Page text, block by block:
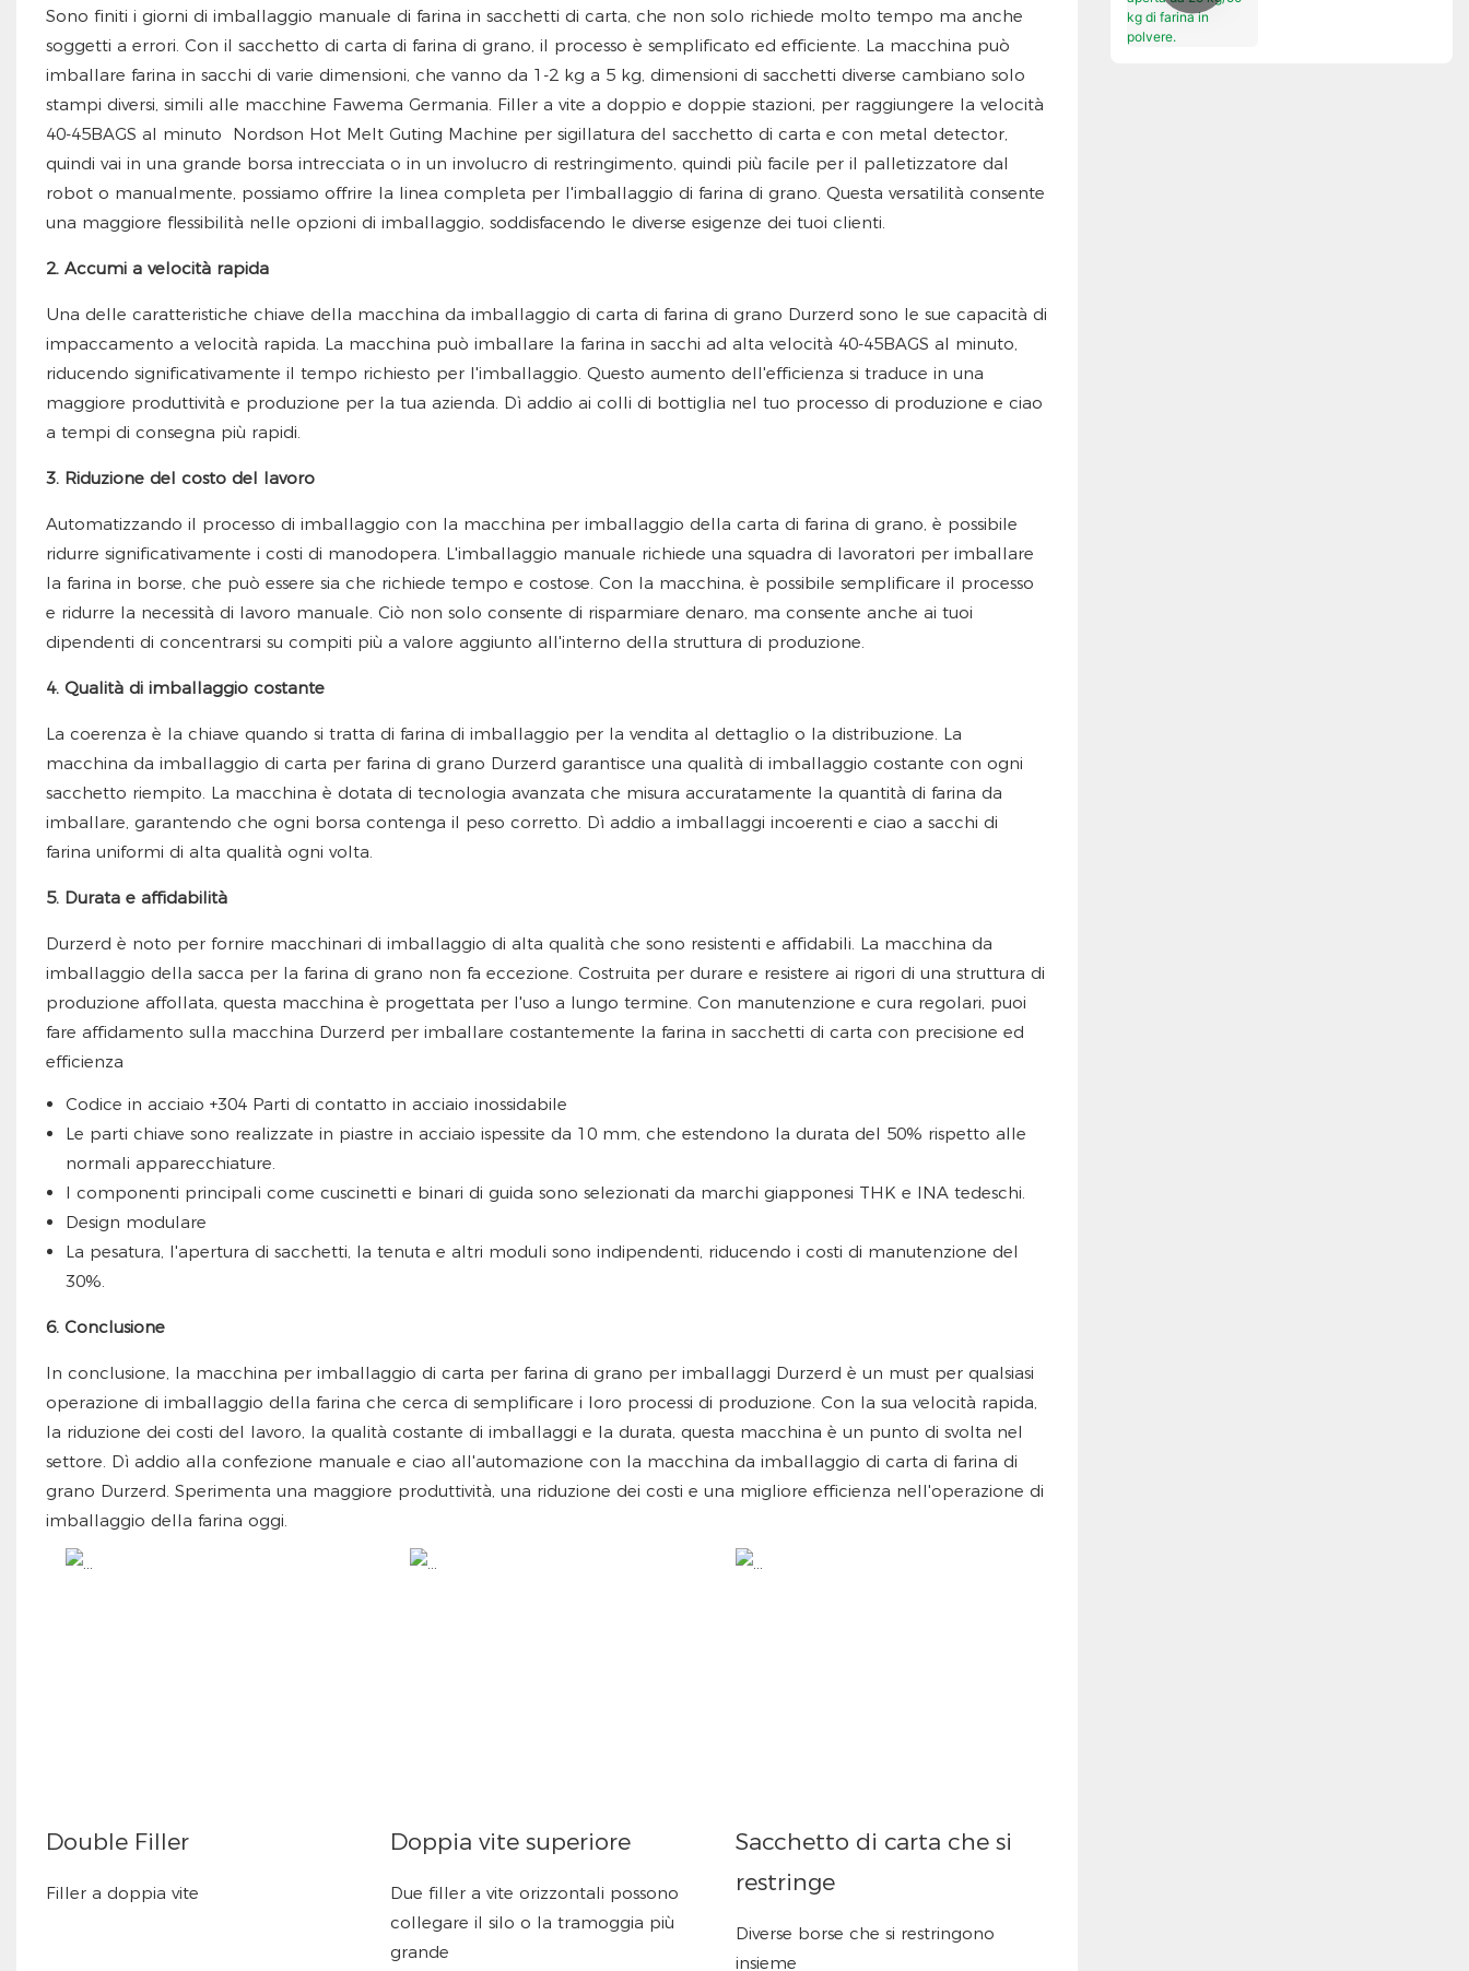
Sono finiti i giorni di imballaggio manuale di farina in sacchetti di carta, che non solo richiede molto tempo ma anche
soggetti a errori. Con il sacchetto di carta di farina di grano, il processo è semplificato ed efficiente. La macchina può
imballare farina in sacchi di varie dimensioni, che vanno da 1-2 kg a 5 kg, dimensioni di sacchetti diverse cambiano solo
stampi diversi, simili alle macchine Fawema Germania. Filler a vite a doppio e doppie stazioni, per raggiungere la velocità
40-45BAGS al minuto Nordson Hot Melt Guting Machine per sigillatura del sacchetto di carta e con metal detector,
quindi vai in una grande borsa intrecciata o in un involucro di restringimento, quindi più facile per il palletizzatore dal
robot o manualmente, possiamo offrire la linea completa per l'imballaggio di farina di grano. Questa versatilità consente
una maggiore flessibilità nelle opzioni di imballaggio, soddisfacendo le diverse esigenze dei tuoi clienti.
2. Accumi a velocità rapida
Una delle caratteristiche chiave della macchina da imballaggio di carta di farina di grano Durzerd sono le sue capacità di
impaccamento a velocità rapida. La macchina può imballare la farina in sacchi ad alta velocità 40-45BAGS al minuto,
riducendo significativamente il tempo richiesto per l'imballaggio. Questo aumento dell'efficienza si traduce in una
maggiore produttività e produzione per la tua azienda. Dì addio ai colli di bottiglia nel tuo processo di produzione e ciao
a tempi di consegna più rapidi.
3. Riduzione del costo del lavoro
Automatizzando il processo di imballaggio con la macchina per imballaggio della carta di farina di grano, è possibile
ridurre significativamente i costi di manodopera. L'imballaggio manuale richiede una squadra di lavoratori per imballare
la farina in borse, che può essere sia che richiede tempo e costose. Con la macchina, è possibile semplificare il processo
e ridurre la necessità di lavoro manuale. Ciò non solo consente di risparmiare denaro, ma consente anche ai tuoi
dipendenti di concentrarsi su compiti più a valore aggiunto all'interno della struttura di produzione.
4. Qualità di imballaggio costante
La coerenza è la chiave quando si tratta di farina di imballaggio per la vendita al dettaglio o la distribuzione. La
macchina da imballaggio di carta per farina di grano Durzerd garantisce una qualità di imballaggio costante con ogni
sacchetto riempito. La macchina è dotata di tecnologia avanzata che misura accuratamente la quantità di farina da
imballare, garantendo che ogni borsa contenga il peso corretto. Dì addio a imballaggi incoerenti e ciao a sacchi di
farina uniformi di alta qualità ogni volta.
5. Durata e affidabilità
Durzerd è noto per fornire macchinari di imballaggio di alta qualità che sono resistenti e affidabili. La macchina da
imballaggio della sacca per la farina di grano non fa eccezione. Costruita per durare e resistere ai rigori di una struttura di
produzione affollata, questa macchina è progettata per l'uso a lungo termine. Con manutenzione e cura regolari, puoi
fare affidamento sulla macchina Durzerd per imballare costantemente la farina in sacchetti di carta con precisione ed
efficienza
Codice in acciaio +304 Parti di contatto in acciaio inossidabile
Le parti chiave sono realizzate in piastre in acciaio ispessite da 10 mm, che estendono la durata del 50% rispetto alle
normali apparecchiature.
I componenti principali come cuscinetti e binari di guida sono selezionati da marchi giapponesi THK e INA tedeschi.
Design modulare
La pesatura, l'apertura di sacchetti, la tenuta e altri moduli sono indipendenti, riducendo i costi di manutenzione del
30%.
6. Conclusione
In conclusione, la macchina per imballaggio di carta per farina di grano per imballaggi Durzerd è un must per qualsiasi
operazione di imballaggio della farina che cerca di semplificare i loro processi di produzione. Con la sua velocità rapida,
la riduzione dei costi del lavoro, la qualità costante di imballaggi e la durata, questa macchina è un punto di svolta nel
settore. Dì addio alla confezione manuale e ciao all'automazione con la macchina da imballaggio di carta di farina di
grano Durzerd. Sperimenta una maggiore produttività, una riduzione dei costi e una migliore efficienza nell'operazione di
imballaggio della farina oggi.
Double Filler
Filler a doppia vite
Doppia vite superiore
Due filler a vite orizzontali possono
collegare il silo o la tramoggia più
grande
Sacchetto di carta che si
restringe
Diverse borse che si restringono
insieme